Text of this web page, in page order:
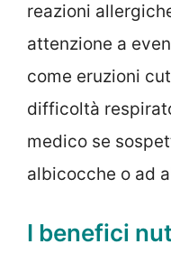
reazioni
attenzione a
come eruzioni
difficoltà
medico se
albicocche o ad
I benefici